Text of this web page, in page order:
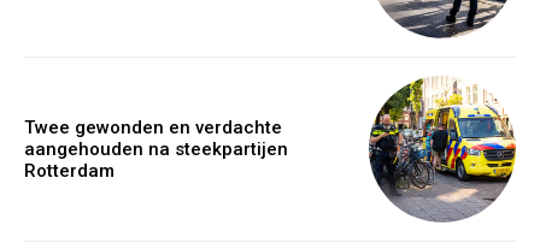
Twee gewonden en verdachte
aangehouden na steekpartijen
Rotterdam